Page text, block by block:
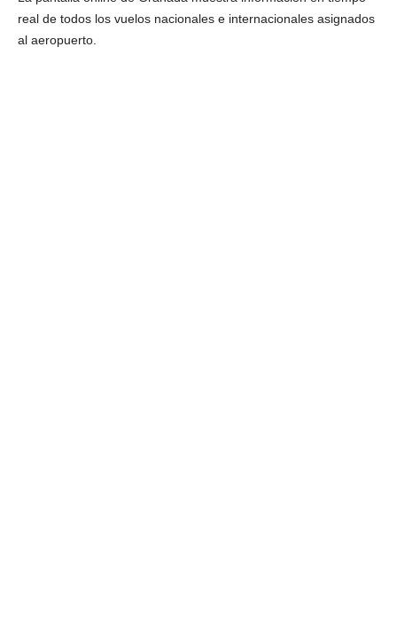
real de todos los vuelos nacionales e internacionales asignados
al aeropuerto.